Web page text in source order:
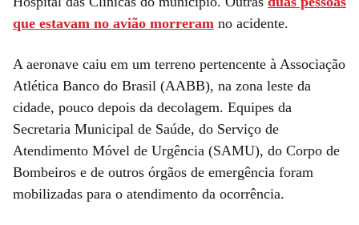
que estavam no avião morreram no acidente.
A aeronave caiu em um terreno pertencente à Associação
Atlética Banco do Brasil (AABB), na zona leste da
cidade, pouco depois da decolagem. Equipes da
Secretaria Municipal de Saúde, do Serviço de
Atendimento Móvel de Urgência (SAMU), do Corpo de
Bombeiros e de outros órgãos de emergência foram
mobilizadas para o atendimento da ocorrência.